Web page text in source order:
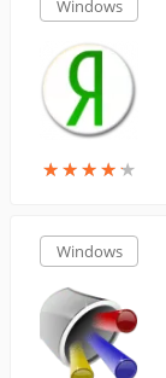
Windows
★★★★★
★★★★★
Windows